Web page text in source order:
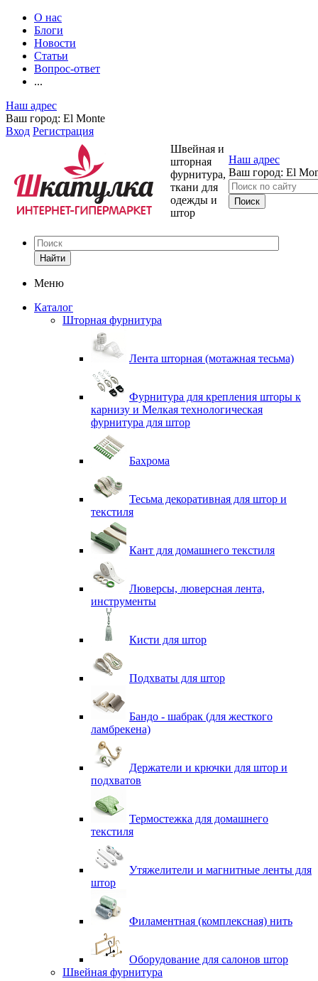
О нас
Блоги
Новости
Статьи
Вопрос-ответ
...
Наш адрес
Ваш город: El Monte
Вход Регистрация
Швейная и
шторная
фурнитура,
ткани для
одежды и
штор
Наш адрес
Ваш город: El
Найти
Меню
Каталог
Шторная фурнитура
Лента шторная (мотажная тесьма)
Фурнитура для крепления шторы к
карнизу и Мелкая технологическая
фурнитура для штор
Бахрома
Тесьма декоративная для штор и
текстиля
Кант для домашнего текстиля
Люверсы, люверсная лента,
инструменты
Кисти для штор
Подхваты для штор
Бандо - шабрак (для жесткого
ламбрекена)
Держатели и крючки для штор и
подхватов
Термостежка для домашнего
текстиля
Утяжелители и магнитные ленты для
штор
Филаментная (комплексная) нить
Оборудование для салонов штор
Швейная фурнитура